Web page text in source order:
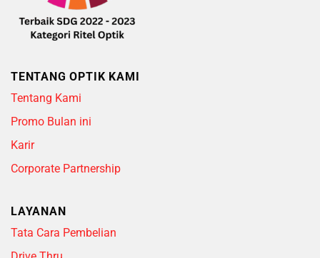
TENTANG OPTIK KAMI
Tentang Kami
Promo Bulan ini
Karir
Corporate Partnership
LAYANAN
Tata Cara Pembelian